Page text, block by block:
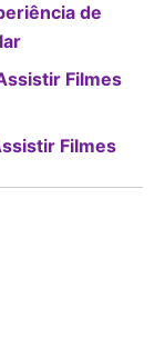
de
Filmes
Filmes